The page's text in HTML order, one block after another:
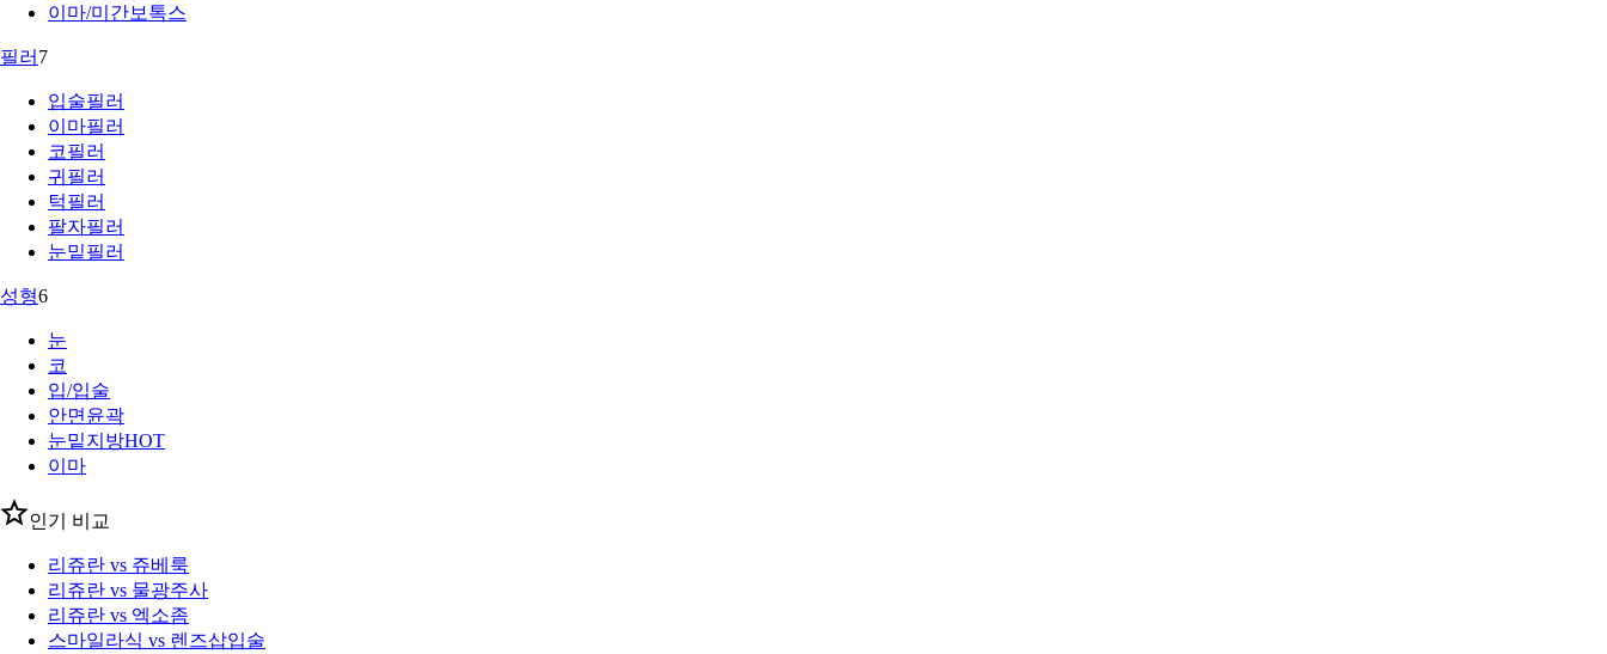
이마/미간보톡스
필러 7
입술필러
이마필러
코필러
귀필러
턱필러
팔자필러
눈밑필러
성형6
눈
코
입/입술
안면윤곽
눈밑지방HOT
이마
인기 비교
리쥬란 vs 쥬베룩
리쥬란 vs 물광주사
리쥬란 vs 엑소좀
스마일라식 vs 렌즈삽입술